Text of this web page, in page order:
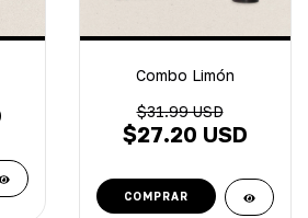
Combo Limón
$31.99 USD
$27.20 USD